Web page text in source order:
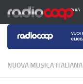
Salta al contenuto
NUOVA MUSICA ITALIANA